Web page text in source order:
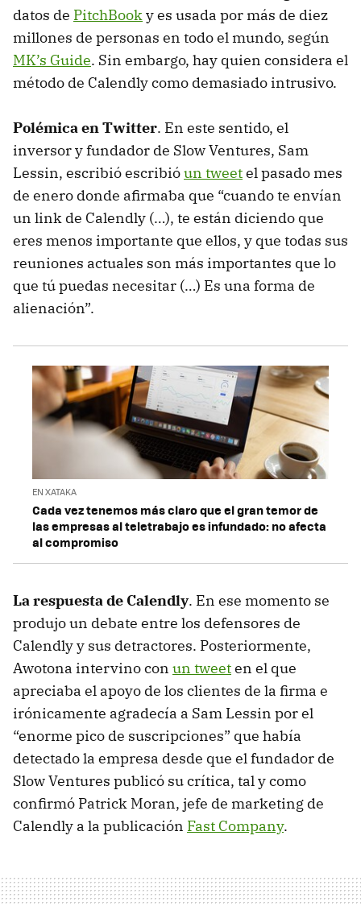
datos de PitchBooky es usada por más de diez
millones de personas en todo el mundo, según
MK’s Guide. Sin embargo, hay quien considera el
método de Calendly como demasiado intrusivo.
Polémica en Twitter. En este sentido, el
inversor y fundador de Slow Ventures, Sam
Lessin, escribió escribióun tweetel pasado mes
de enero donde afirmaba que “cuando te envían
un link de Calendly (…), te están diciendo que
eres menos importante que ellos, y que todas sus
reuniones actuales son más importantes que lo
que tú puedas necesitar (…) Es una forma de
alienación”.
EN XATAKA
Cada vez tenemos más claro que el gran temor de
las empresas al teletrabajo es infundado: no afecta
al compromiso
La respuesta de Calendly. En ese momento se
produjo un debate entre los defensores de
Calendly y sus detractores. Posteriormente,
Awotona intervino con un tweeten el que
apreciaba el apoyo de los clientes de la firma e
irónicamente agradecía a Sam Lessin por el
“enorme pico de suscripciones” que había
detectado la empresa desde que el fundador de
Slow Ventures publicó su crítica, tal y como
confirmó Patrick Moran, jefe de marketing de
Calendly a la publicación Fast Company.